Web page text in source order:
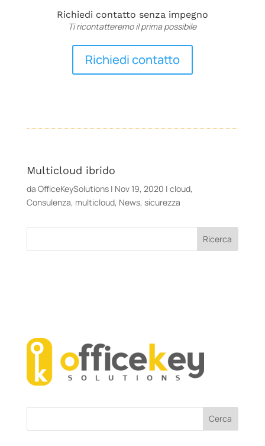
Richiedi contatto senza impegno
Ti ricontatteremo il prima possibile
Richiedi contatto
Multicloud ibrido
da OfficeKeySolutions| Nov 19, 2020 | cloud,
Consulenza, multicloud, News, sicurezza